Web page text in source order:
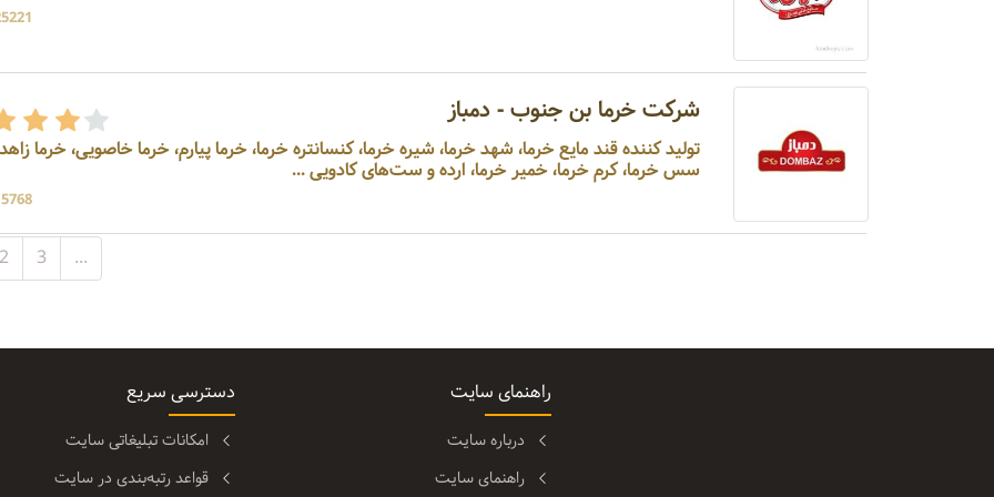
25221
شرکت خرما بن جنوب - دمباز
تولید کننده قند مایع خرما، شهد خرما، شیره خرما، کنسانتره خرما، خرما پیارم، خرما خاصویی، خرما
سس خرما، کرم خرما، خمیر خرما، ارده و ست‌های کادویی ...
15768
2 3 ...
راهنمای سایت
درباره سایت
راهنمای سایت
دسترسی سریع
امکانات تبلیغاتی سایت
قواعد رتبه‌بندی در سایت